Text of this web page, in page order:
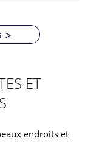
>
ET
endroits et